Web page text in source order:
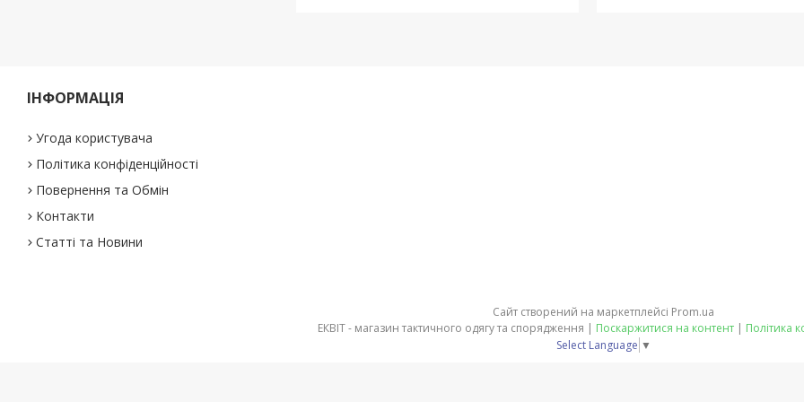
ІНФОРМАЦІЯ
Угода користувача
Політика конфіденційності
Повернення та Обмін
Контакти
Статті та Новини
Сайт створений на маркетплейсі Prom.ua
ЕКВІТ - магазин тактичного одягу та спорядження | Поскаржитися на контент | Політика
Select Language ▼